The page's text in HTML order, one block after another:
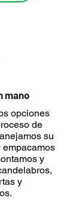
mano
opciones
de
su
empacamos
y
y